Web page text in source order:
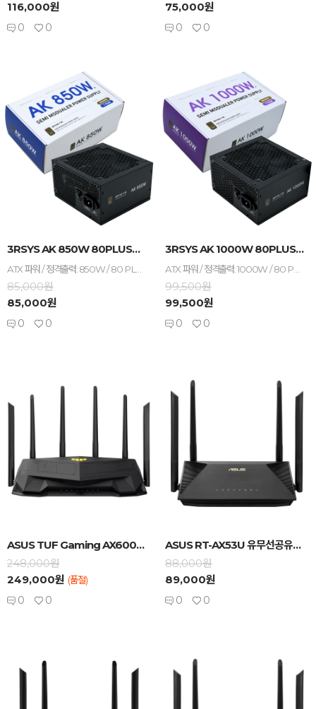
116,000원
0
0
75,000원
0
0
3RSYS AK 850W 80PLUS브론즈 모듈러 ...
85,000원
85,000원
0
0
3RSYS AK 1000W 80PLUS브론즈 모듈러...
ATX 파워 / 정격출력: 1000W / 80 PLUS 브론즈 / +12V 싱글레일 / +12V 가용률: 100% / 액티브PFC / PF(역률): 98% / 120mm 팬 / 깊이: 140mm / 무상 7년 / [커넥터] 세미모듈러 / 메인전원: 24핀(20+4) / 보조전원: 8+4+4핀 2개 / PCIe 16핀(12+4): 12V2x6 1개 / PCIe 8핀(6+2): 4개 / SATA: 8개 / IDE 4핀: 4개 / [부가기능] 플랫케이블
99,500원
99,500원
0
0
ASUS TUF Gaming AX6000 유뮤선공유...
248,000원
249,000원 (품절)
0 0
ASUS RT-AX53U 유무선공유기...
88,000원
89,000원
0
0